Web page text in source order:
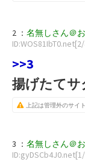
2 ： 名無しさん＠
>>3
揚げたて
上記は管理外のサイ
3 ： 名無しさん＠